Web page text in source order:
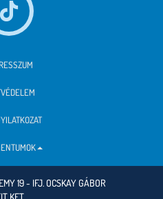
19 - IFJ. OCSKAY GÁBOR
KFT.